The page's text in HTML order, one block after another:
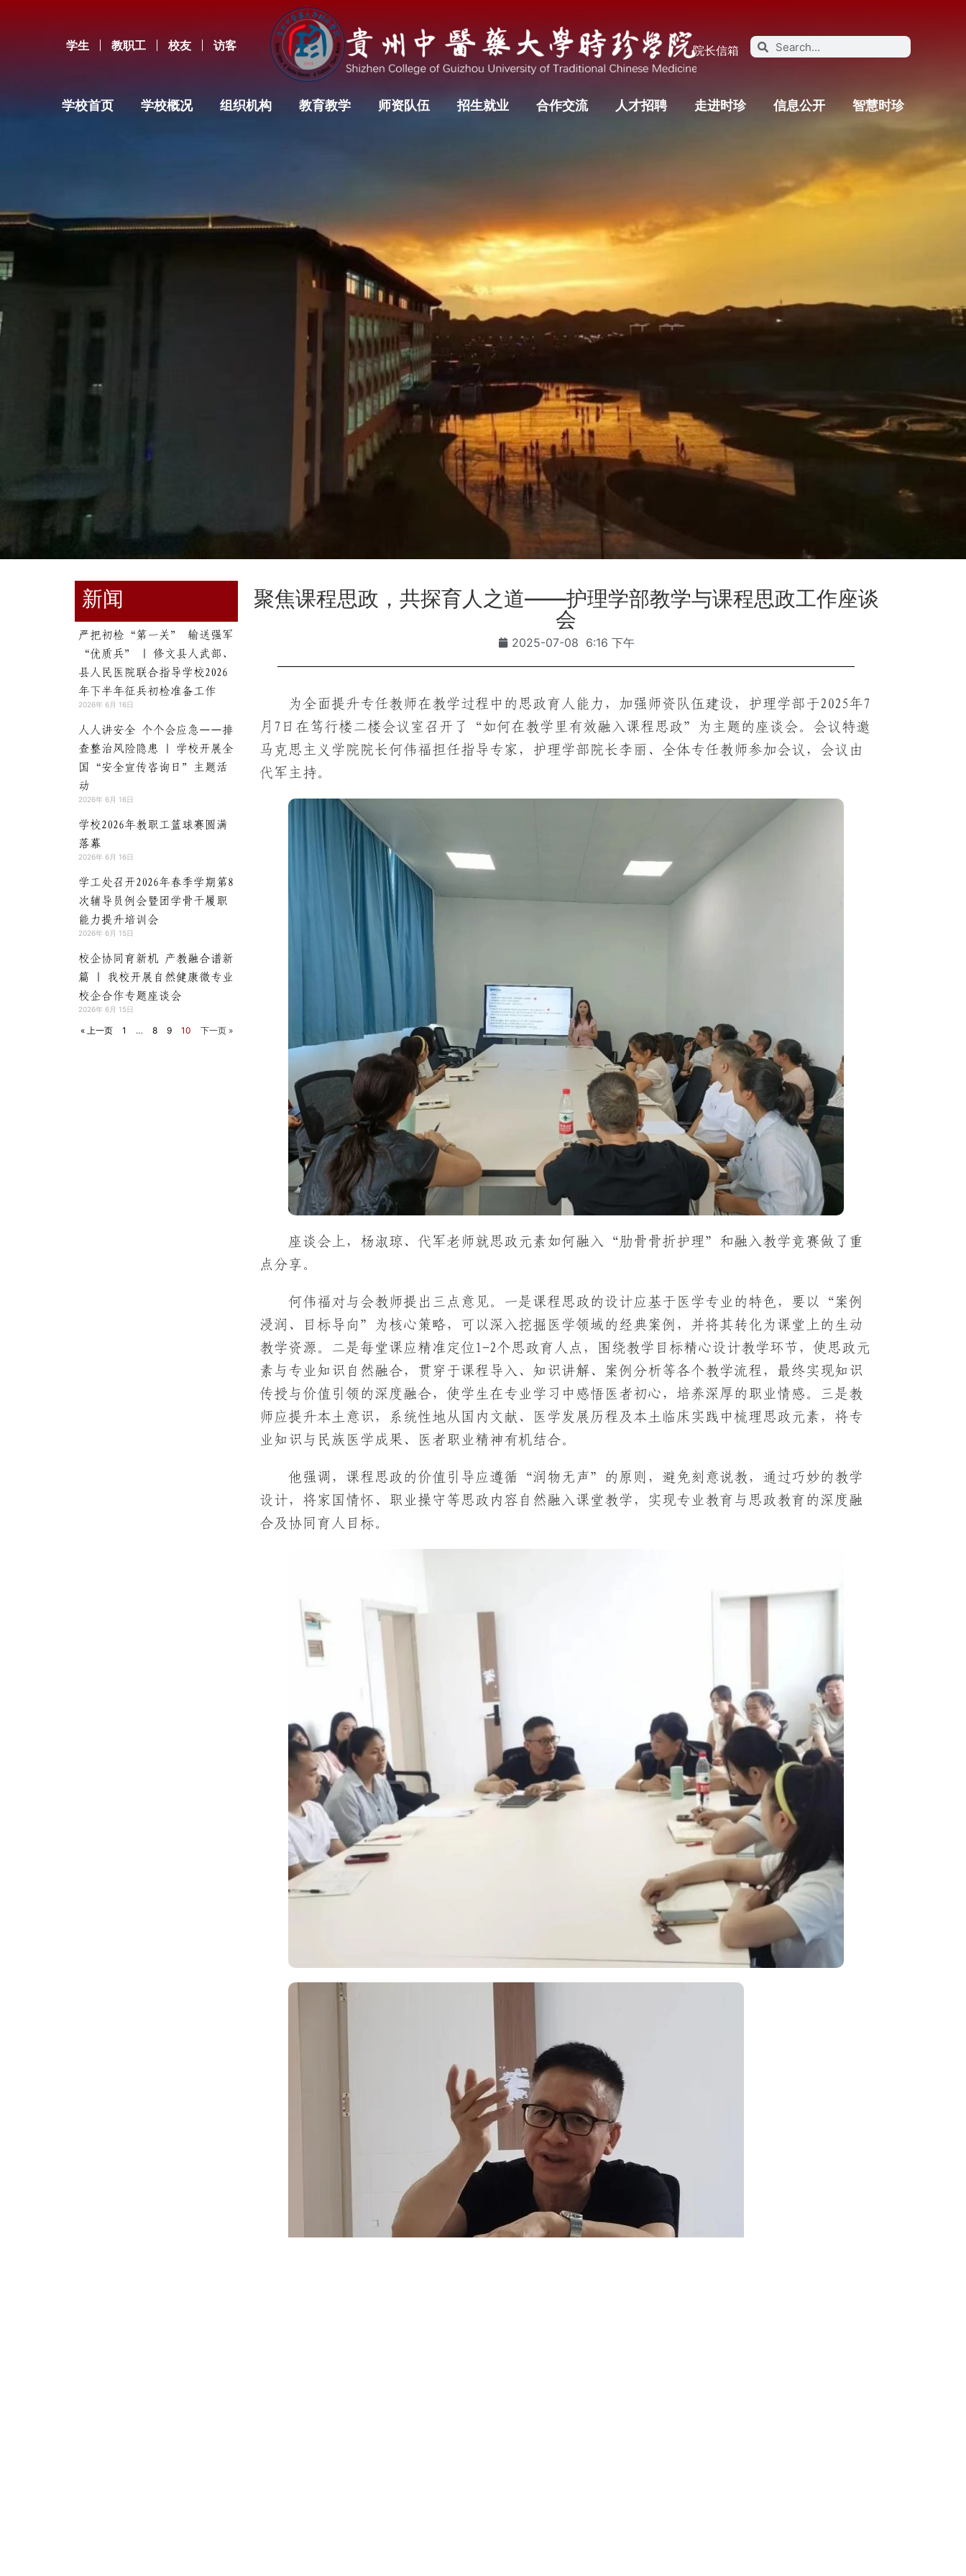
学生 教职工 校友 访客 院长信箱
学校首页 学校概况 组织机构 教育教学 师资队伍 招生就业 合作交流 人才招聘 走进时珍 信息公开 智慧时珍
新闻
严把初检“第一关” 输送强军
“优质兵” | 修文县人武部、
县人民医院联合指导学校2026
年下半年征兵初检准备工作
2026年 6月 16日
人人讲安全 个个会应急——排
查整治风险隐患 | 学校开展全
国“安全宣传咨询日”主题活
动
2026年 6月 16日
学校2026年教职工篮球赛圆满
落幕
2026年 6月 16日
学工处召开2026年春季学期第8
次辅导员例会暨团学骨干履职
能力提升培训会
2026年 6月 15日
校企协同育新机 产教融合谱新
篇 | 我校开展自然健康微专业
校企合作专题座谈会
2026年 6月 15日
« 上一页 1 … 8 9 10 下一页 »
聚焦课程思政，共探育人之道——护理学部教学与课程思政工作座谈
会
2025-07-08 6:16 下午
为全面提升专任教师在教学过程中的思政育人能力，加强师资队伍建设，护理学部于2025年7
月7日在笃行楼二楼会议室召开了“如何在教学里有效融入课程思政”为主题的座谈会。会议特邀
马克思主义学院院长何伟福担任指导专家，护理学部院长李丽、全体专任教师参加会议，会议由
代军主持。
座谈会上，杨淑琼、代军老师就思政元素如何融入“肋骨骨折护理”和融入教学竞赛做了重
点分享。
何伟福对与会教师提出三点意见。一是课程思政的设计应基于医学专业的特色，要以“案例
浸润、目标导向”为核心策略，可以深入挖掘医学领域的经典案例，并将其转化为课堂上的生动
教学资源。二是每堂课应精准定位1-2个思政育人点，围绕教学目标精心设计教学环节，使思政元
素与专业知识自然融合，贯穿于课程导入、知识讲解、案例分析等各个教学流程，最终实现知识
传授与价值引领的深度融合，使学生在专业学习中感悟医者初心，培养深厚的职业情感。三是教
师应提升本土意识，系统性地从国内文献、医学发展历程及本土临床实践中梳理思政元素，将专
业知识与民族医学成果、医者职业精神有机结合。
他强调，课程思政的价值引导应遵循“润物无声”的原则，避免刻意说教，通过巧妙的教学
设计，将家国情怀、职业操守等思政内容自然融入课堂教学，实现专业教育与思政教育的深度融
合及协同育人目标。